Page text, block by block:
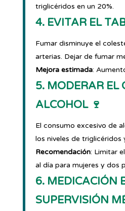
triglicéridos en un 20%.
4. EVITAR EL
Fumar disminuye el
arterias. Dejar de fumar
Mejora estimada:
5. MODERAR EL
ALCOHOL 🍷
El consumo excesivo de
los niveles de triglicéridos
Recomendación: Limitar
al día para mujeres y dos
6. MEDICACIÓN
SUPERVISIÓN